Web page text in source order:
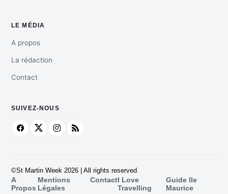
LE MÉDIA
A propos
La rédaction
Contact
SUIVEZ-NOUS
©St Martin Week 2026 | All rights reserved
A
Propos
Mentions
Légales
ContactI Love
Travelling
Guide Ile
Maurice